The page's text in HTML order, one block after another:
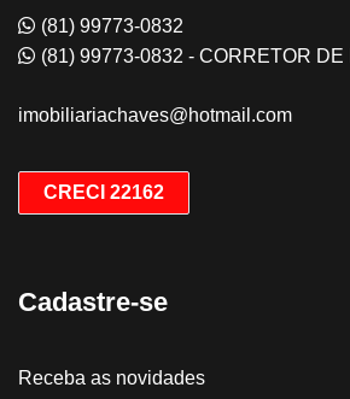
(81) 99773-0832
(81) 99773-0832 - CORRETOR DE
imobiliariachaves@hotmail.com
CRECI 22162
Cadastre-se
Receba as novidades